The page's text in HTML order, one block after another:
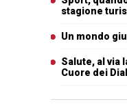
stagione
Un mondo
Salute, al via
Cuore dei